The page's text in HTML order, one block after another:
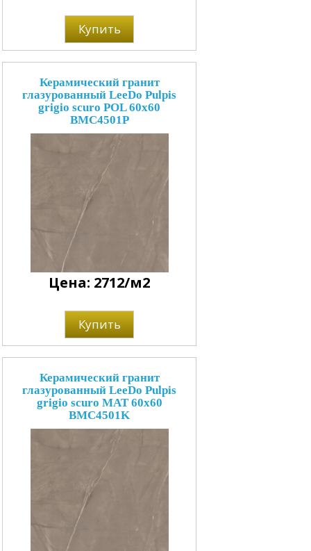
Купить
Керамический гранит
глазурованный LeeDo Pulpis
grigio scuro POL 60x60
BMC4501P
Цена: 2712/м2
Купить
Керамический гранит
глазурованный LeeDo Pulpis
grigio scuro MAT 60x60
BMC4501K